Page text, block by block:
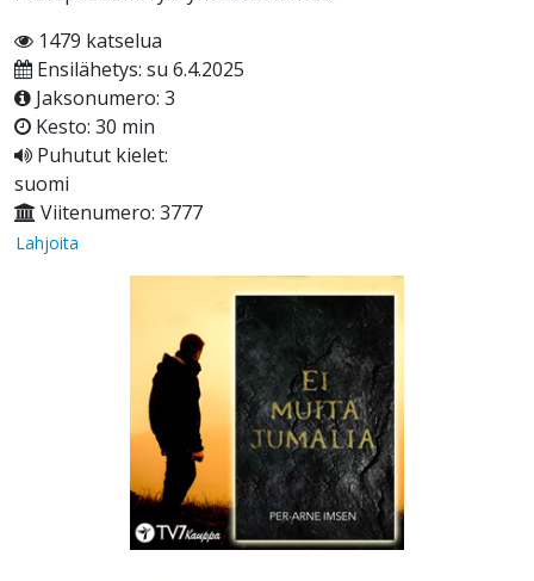
1479 katselua
Ensilähetys: su 6.4.2025
Jaksonumero: 3
Kesto: 30 min
Puhutut kielet:
suomi
Viitenumero: 3777
Lahjoita